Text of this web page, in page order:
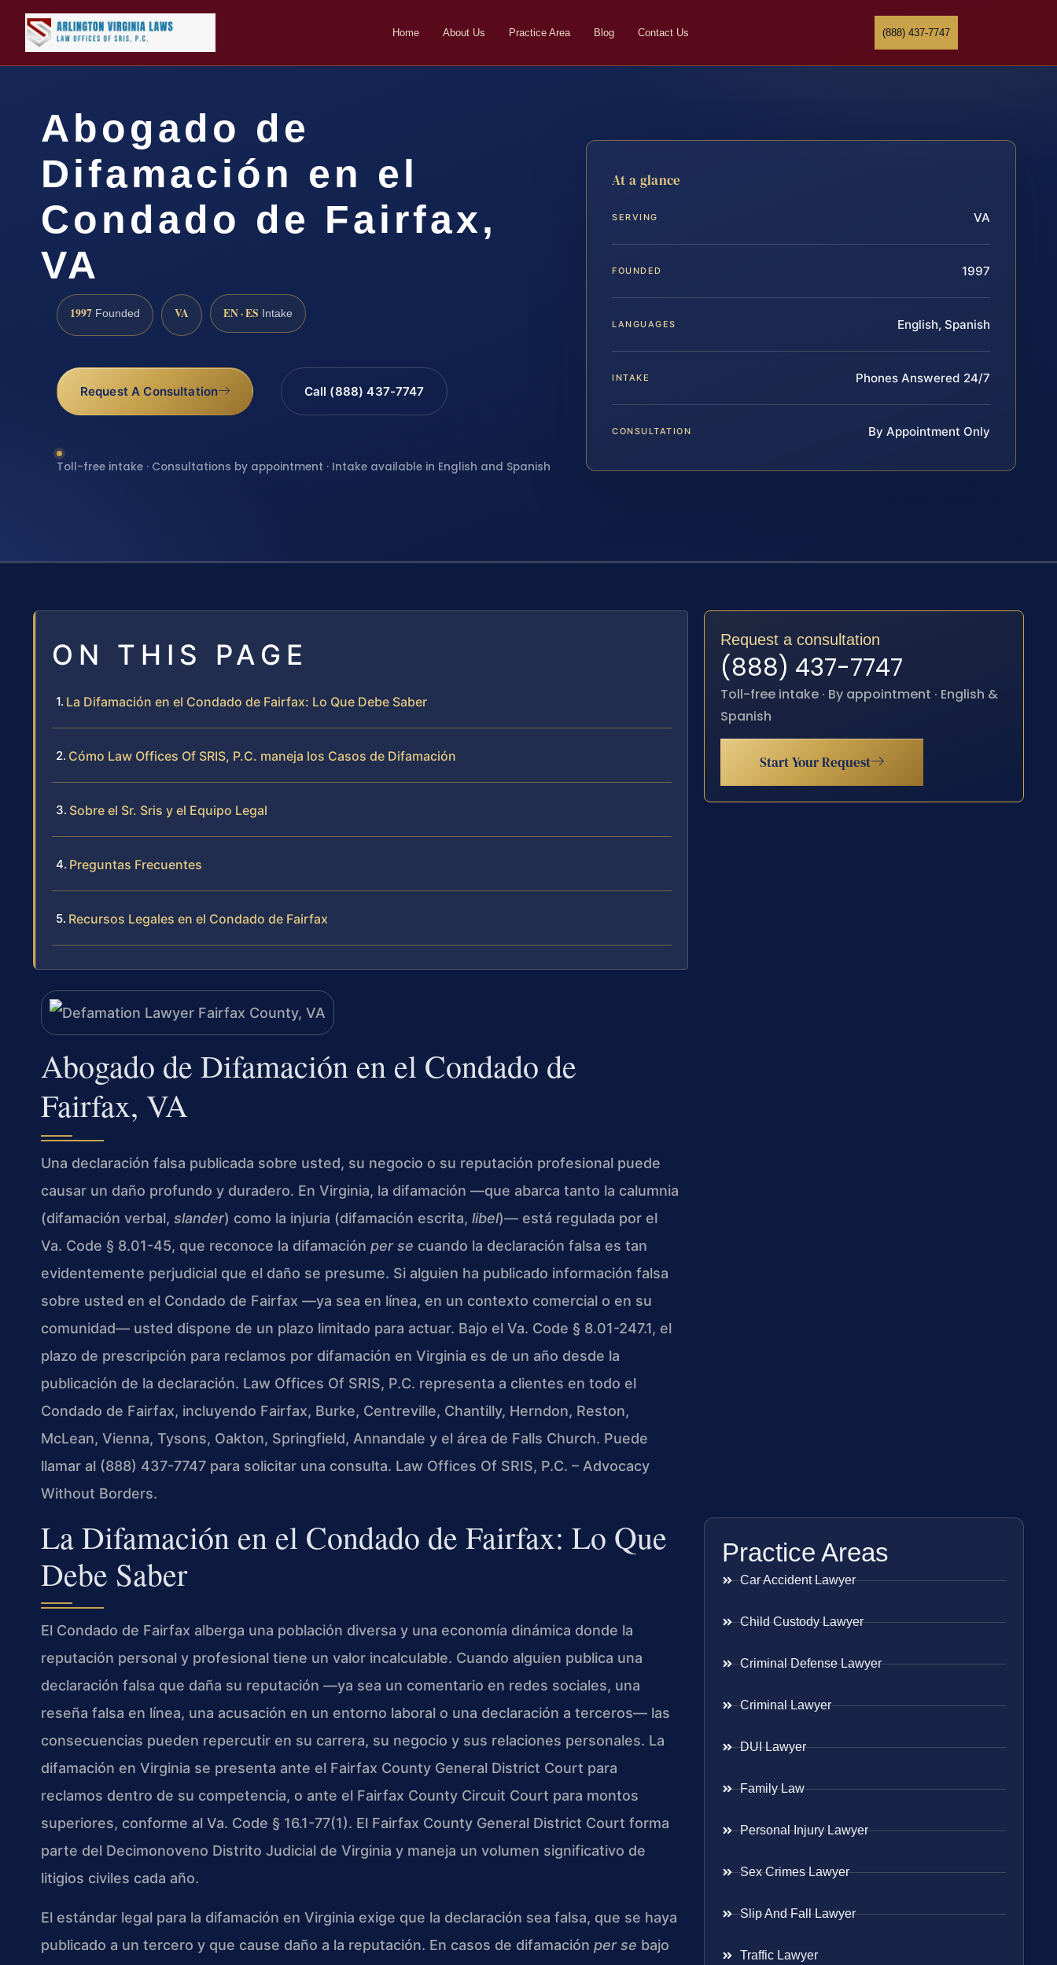
Home About Us Practice Area Blog Contact Us (888) 437-7747
Abogado de
Difamación en el
Condado de Fairfax,
VA
1997 Founded VA EN · ES Intake
Request A Consultation Call (888) 437-7747
Toll-free intake · Consultations by appointment · Intake available in English and Spanish
At a glance
SERVING VA
FOUNDED 1997
LANGUAGES English, Spanish
INTAKE Phones Answered 24/7
CONSULTATION By Appointment Only
ON THIS PAGE
La Difamación en el Condado de Fairfax: Lo Que Debe Saber
Cómo Law Offices Of SRIS, P.C. maneja los Casos de Difamación
Sobre el Sr. Sris y el Equipo Legal
Preguntas Frecuentes
Recursos Legales en el Condado de Fairfax
Abogado de Difamación en el Condado de
Fairfax, VA
Una declaración falsa publicada sobre usted, su negocio o su reputación profesional puede
causar un daño profundo y duradero. En Virginia, la difamación —que abarca tanto la calumnia
(difamación verbal, slander) como la injuria (difamación escrita, libel)— está regulada por el
Va. Code § 8.01-45, que reconoce la difamación per se cuando la declaración falsa es tan
evidentemente perjudicial que el daño se presume. Si alguien ha publicado información falsa
sobre usted en el Condado de Fairfax —ya sea en línea, en un contexto comercial o en su
comunidad— usted dispone de un plazo limitado para actuar. Bajo el Va. Code § 8.01-247.1, el
plazo de prescripción para reclamos por difamación en Virginia es de un año desde la
publicación de la declaración. Law Offices Of SRIS, P.C. representa a clientes en todo el
Condado de Fairfax, incluyendo Fairfax, Burke, Centreville, Chantilly, Herndon, Reston,
McLean, Vienna, Tysons, Oakton, Springfield, Annandale y el área de Falls Church. Puede
llamar al (888) 437-7747 para solicitar una consulta. Law Offices Of SRIS, P.C. – Advocacy
Without Borders.
La Difamación en el Condado de Fairfax: Lo Que
Debe Saber
El Condado de Fairfax alberga una población diversa y una economía dinámica donde la
reputación personal y profesional tiene un valor incalculable. Cuando alguien publica una
declaración falsa que daña su reputación —ya sea un comentario en redes sociales, una
reseña falsa en línea, una acusación en un entorno laboral o una declaración a terceros— las
consecuencias pueden repercutir en su carrera, su negocio y sus relaciones personales. La
difamación en Virginia se presenta ante el Fairfax County General District Court para
reclamos dentro de su competencia, o ante el Fairfax County Circuit Court para montos
superiores, conforme al Va. Code § 16.1-77(1). El Fairfax County General District Court forma
parte del Decimonoveno Distrito Judicial de Virginia y maneja un volumen significativo de
litigios civiles cada año.
El estándar legal para la difamación en Virginia exige que la declaración sea falsa, que se haya
publicado a un tercero y que cause daño a la reputación. En casos de difamación per se bajo
Request a consultation
(888) 437-7747
Toll-free intake · By appointment · English &
Spanish
Start Your Request
Practice Areas
Car Accident Lawyer
Child Custody Lawyer
Criminal Defense Lawyer
Criminal Lawyer
DUI Lawyer
Family Law
Personal Injury Lawyer
Sex Crimes Lawyer
Slip And Fall Lawyer
Traffic Lawyer